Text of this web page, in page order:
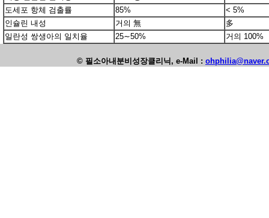
도세포 항체 검출률
85%
< 5%
인슐린 내성
거의 無
多
일란성 쌍생아의 일치율
25∼50% 거의 100%
© 필소아내분비성장클리닉, e-Mail :